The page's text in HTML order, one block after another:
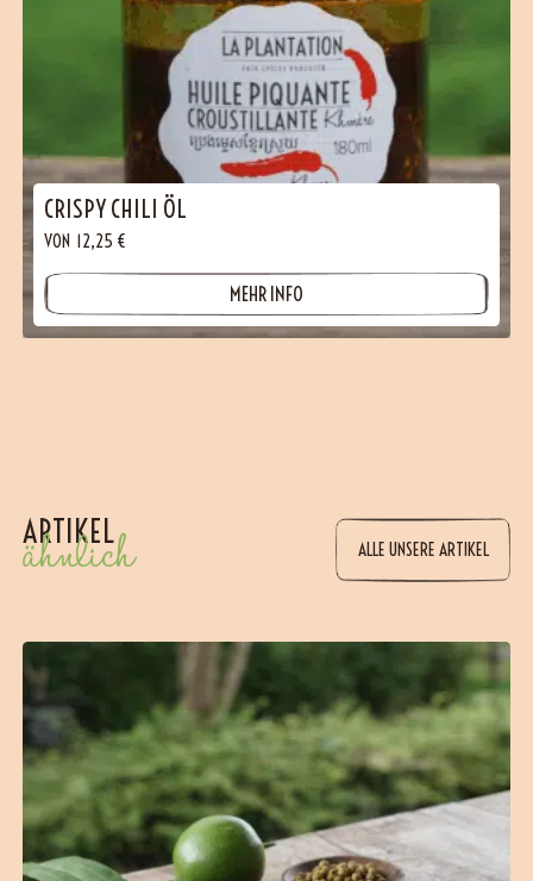
CRISPY CHILI ÖL
VON 12,25 €
MEHR INFO
ARTIKEL
ähnlich ALLE UNSERE ARTIKEL